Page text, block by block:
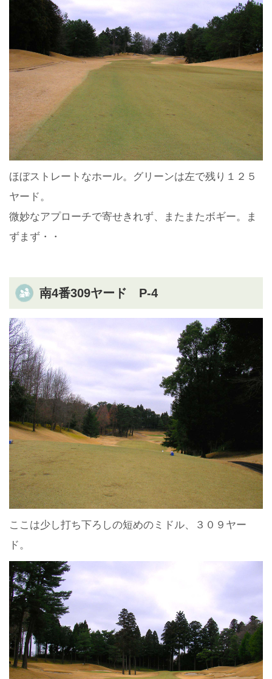
ほぼストレートなホール。グリーンは左で残り１２５
ヤード。
微妙なアプローチで寄せきれず、またまたボギー。ま
ずまず・・
南4番309ヤード P-4
ここは少し打ち下ろしの短めのミドル、３０９ヤー
ド。